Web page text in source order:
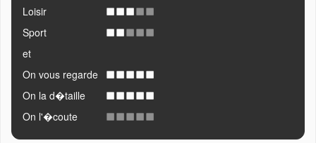
Loisir
Sport
et
On vous regarde
On la d�taille
On l'�coute